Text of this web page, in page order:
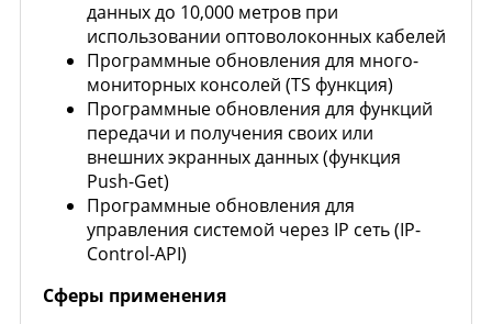
данных до 10,000 метров при
использовании оптоволоконных кабелей
Программные обновления для много-
мониторных консолей (TS функция)
Программные обновления для функций
передачи и получения своих или
внешних экранных данных (функция
Push-Get)
Программные обновления для
управления системой через IP сеть (IP-
Control-API)
Сферы применения